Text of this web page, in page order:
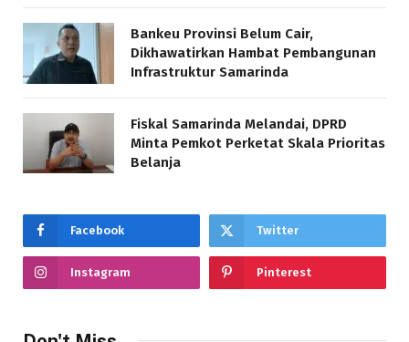
Bankeu Provinsi Belum Cair,
Dikhawatirkan Hambat Pembangunan
Infrastruktur Samarinda
Fiskal Samarinda Melandai, DPRD
Minta Pemkot Perketat Skala Prioritas
Belanja
Facebook Twitter
Instagram Pinterest